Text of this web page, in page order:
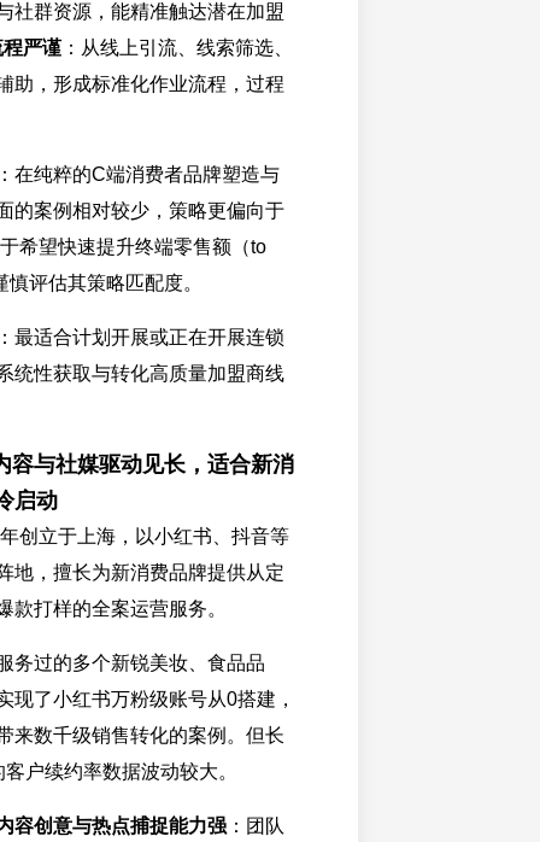
社群资源，能精准触达潜在加盟
严谨：从线上引流、线索筛选、
助，形成标准化作业流程，过程
在纯粹的C端消费者品牌塑造与
的案例相对较少，策略更偏向于
希望快速提升终端零售额（to
评估其策略匹配度。
最适合计划开展或正在开展连锁
统性获取与转化高质量加盟商线
与社媒驱动见长，适合新消
启动
创立于上海，以小红书、抖音等
地，擅长为新消费品牌提供从定
款打样的全案运营服务。
务过的多个新锐美妆、食品品
现了小红书万粉级账号从0搭建，
来数千级销售转化的案例。但长
户续约率数据波动较大。
容创意与热点捕捉能力强：团队